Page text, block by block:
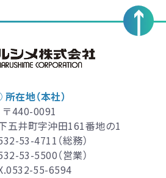
在地（本社）
〒440-0091
五井町字沖田161番地の1
53-4711 （総務）
53-5500（営業）
55-6594